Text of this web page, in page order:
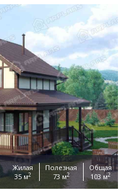
Жилая
35 м2
Полезная
73 м2
Общая
103 м2